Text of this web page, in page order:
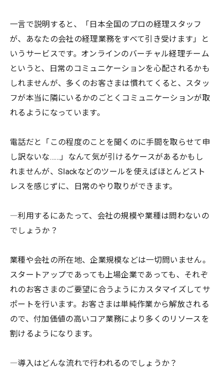
一言で説明すると、「日本全国のプロの経理スタッフ
が、あなたの会社の経理業務をすべて引き受けます」と
いうサービスです。オンラインのバーチャル経理チーム
というと、日常のコミュニケーションを心配されるかも
しれませんが、多くのお客さまは慣れてくると、スタッ
フが本当に隣にいるかのごとくコミュニケーションが取
れるようになっています。
電話だと「この程度のことを聞くのに手間を取らせて申
し訳ないな……」なんて気が引けるケースがあるかもし
れませんが、Slackなどのツールを使えばほとんどスト
レスを感じずに、日常のやり取りができます。
―利用するにあたって、会社の規模や業種は問わないの
でしょうか？
業種や会社の所在地、企業規模などは一切問いません。
スタートアップであっても上場企業であっても、それぞ
れのお客さまのご要望に合うようにカスタマイズしてサ
ポートを行います。お客さまは単純作業から解放される
ので、付加価値の高いコア業務により多くのリソースを
割けるようになります。
―導入はどんな流れで行われるのでしょうか？